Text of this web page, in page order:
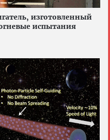
изготовленный
испытания